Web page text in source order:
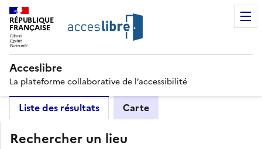
RÉPUBLIQUE
FRANÇAISE
Acceslibre
La plateforme collaborative de l’accessibilité
Liste des résultats Carte
Rechercher un lieu